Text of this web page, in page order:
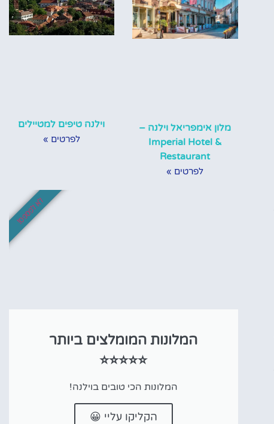
מלון אימפריאל וילנה –
Imperial Hotel &
Restaurant
לפרטים »
וילנה טיפים למטיילים
לפרטים »
המלונות המומלצים ביותר
⭐⭐⭐⭐⭐
המלונות הכי טובים בוילנה!
הקליקו עליי 😀
לא לפספס!